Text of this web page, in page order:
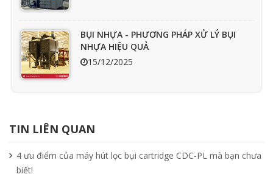
BỤI NHỰA - PHƯƠNG PHÁP XỬ LÝ BỤI
NHỰA HIỆU QUẢ
15/12/2025
15/04/2025
TIN LIÊN QUAN
4 ưu điểm của máy hút lọc bụi cartridge CDC-PL mà bạn chưa
biết!